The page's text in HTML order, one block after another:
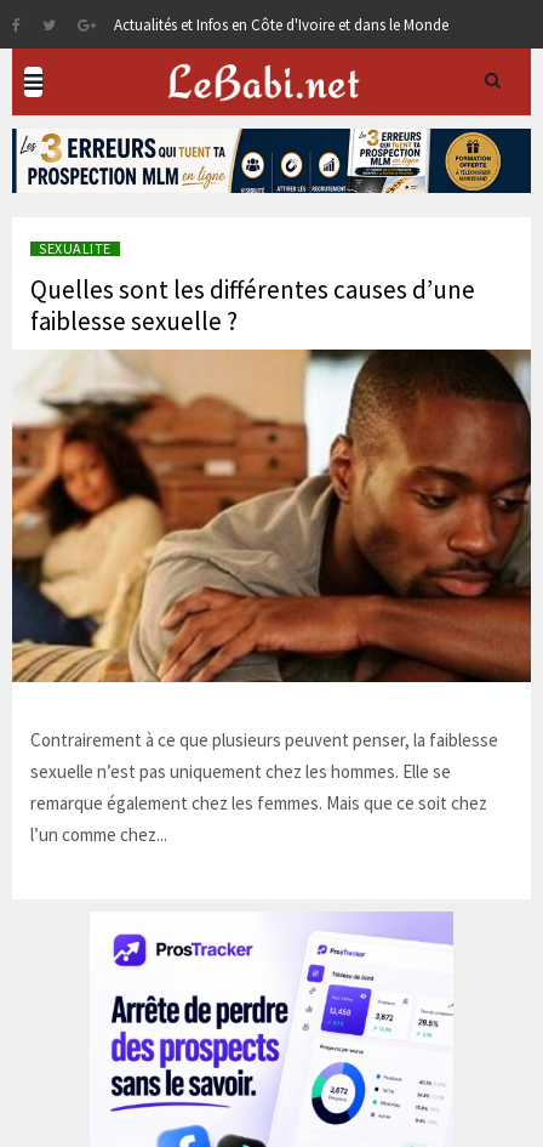
Actualités et Infos en Côte d'Ivoire et dans le Monde
SEXUALITE
Quelles sont les différentes causes d’une
faiblesse sexuelle ?
Contrairement à ce que plusieurs peuvent penser, la faiblesse
sexuelle n’est pas uniquement chez les hommes. Elle se
remarque également chez les femmes. Mais que ce soit chez
l’un comme chez...